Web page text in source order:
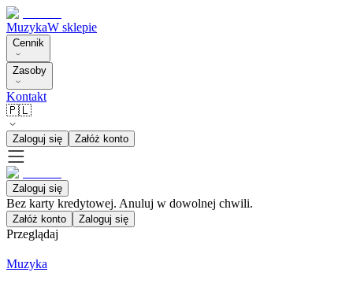
MuzykaW sklepie
Cennik
Zasoby
Kontakt
🇵🇱
Zaloguj się Załóż konto
Zaloguj się
Bez karty kredytowej. Anuluj w dowolnej chwili.
Załóż konto Zaloguj się
Przeglądaj
Muzyka